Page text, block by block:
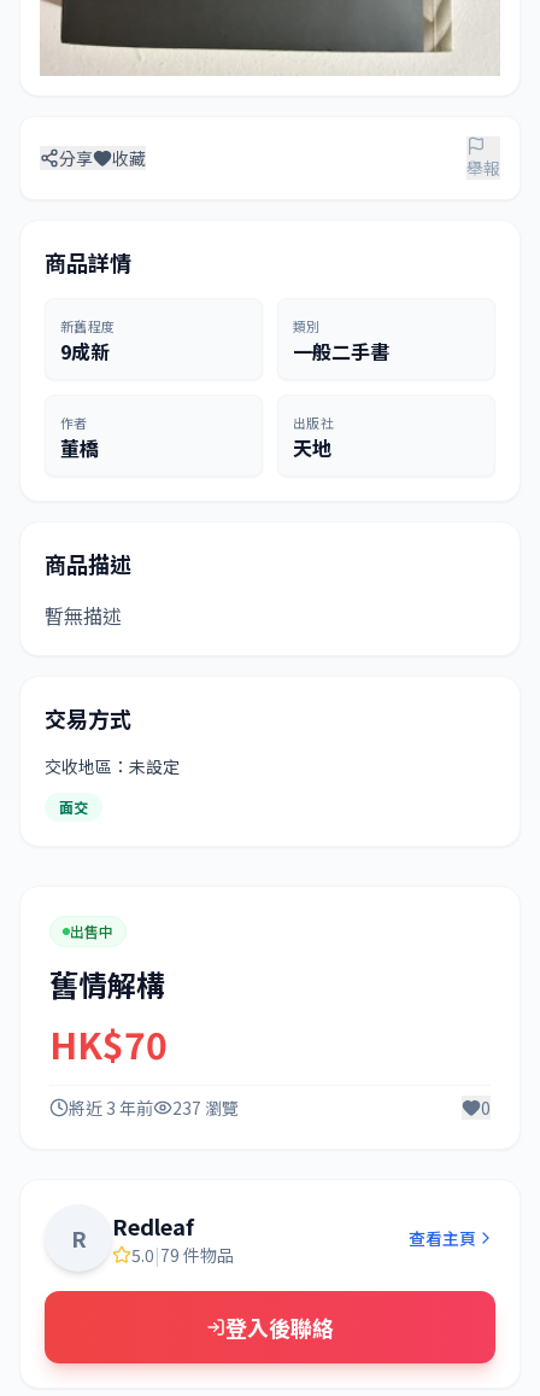
分享 收藏 舉報
商品詳情
新舊程度
9成新
類別
一般二手書
作者
董橋
出版社
天地
商品描述
暫無描述
交易方式
交收地區：未設定
面交
出售中
舊情解構
HK$70
將近 3 年前 237 瀏覽 0
R Redleaf
5.0|79 件物品
查看主頁
登入後聯絡